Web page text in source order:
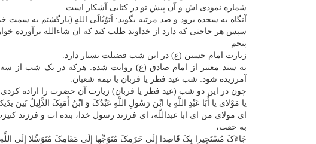
شماره نمودی اش و آن پیش تو در کتابی آشکار است.
آنگاه به سجده برود و صد مرتبه بگوید: اَتوُبُالَی اللهِ (بازگشتم به سمت
سپس هر حاجتی که دارد از خداوند طلب کند که ان شاءالله برآورده
پنجم
زیارت امام حسین (ع) در این شب فضیلت بسیار دارد.
به سند معتبر از امام صادق (ع) روایت شده: هرکه در یک شب از سه
آمرزیده شود: شب عید فطر یا قربان یا نیمه شعبان.
چون در این دو شب (عید فطر یا قربان) زیارت آن حضرت را اراده
یا مَوْلای یا أَبَا عَبْدِ اللَّهِ یا ابْنَ رَسُولِ اللَّهِ عَبْدُکَ وَ ابْنُ أَمَتِکَ الذَّلِیلُ
ای مولای من ای ابا عبداللّه، ای فرزند رسول خدا، بنده ات و فرزند
به حقت،
جَاءَکَ مُسْتَجِیرا بِکَ قَاصِدا إِلَی حَرَمِکَ مُتَوَجِّها إِلَی مَقَامِکَ مُتَوَسِّلا إِلَی